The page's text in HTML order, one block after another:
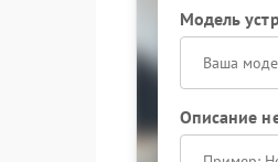
Модель
Описание